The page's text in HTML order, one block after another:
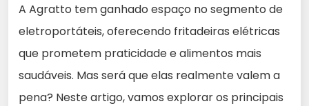
A Agratto tem ganhado espaço no segmento de
eletroportáteis, oferecendo fritadeiras elétricas
que prometem praticidade e alimentos mais
saudáveis. Mas será que elas realmente valem a
pena? Neste artigo, vamos explorar os principais